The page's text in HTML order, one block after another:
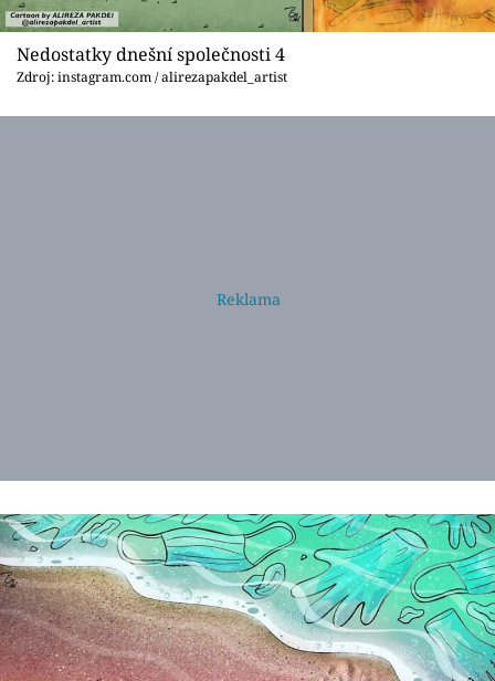
Nedostatky dnešní společnosti 4
Zdroj: instagram.com / alirezapakdel_artist